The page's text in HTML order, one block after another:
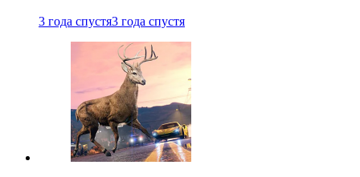
3 года спустя3 года спустя